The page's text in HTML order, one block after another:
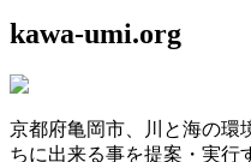
kawa-umi.org
京都府亀岡市、川と海の環
ちに出来る事を提案・実行